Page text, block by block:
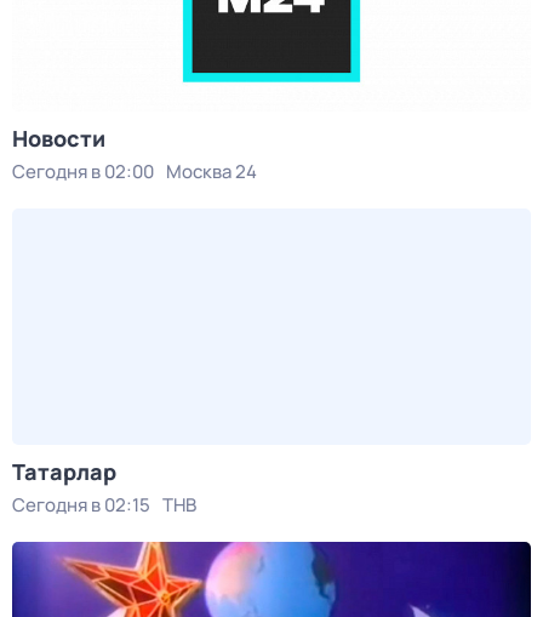
Новости
Сегодня в 02:00 Москва 24
Татарлар
Сегодня в 02:15 ТНВ